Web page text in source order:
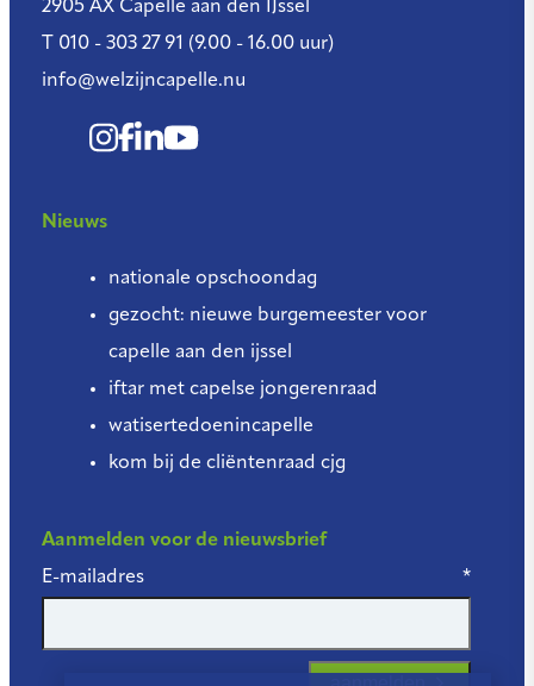
2905 AX Capelle aan den IJssel
T 010 - 303 27 91 (9.00 - 16.00 uur)
info@welzijncapelle.nu
Nieuws
nationale opschoondag
gezocht: nieuwe burgemeester voor
capelle aan den ijssel
iftar met capelse jongerenraad
watisertedoenincapelle
kom bij de cliëntenraad cjg
Aanmelden voor de nieuwsbrief
E-mailadres
*